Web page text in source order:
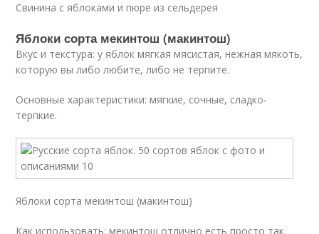
Свинина с яблоками и пюре из сельдерея
Яблоки сорта мекинтош (макинтош)
Вкус и текстура: у яблок мягкая мясистая, нежная мякоть,
которую вы либо любите, либо не терпите.
Основные характеристики: мягкие, сочные, сладко-
терпкие.
Яблоки сорта мекинтош (макинтош)
Как использовать: мекинтош отлично есть просто так.